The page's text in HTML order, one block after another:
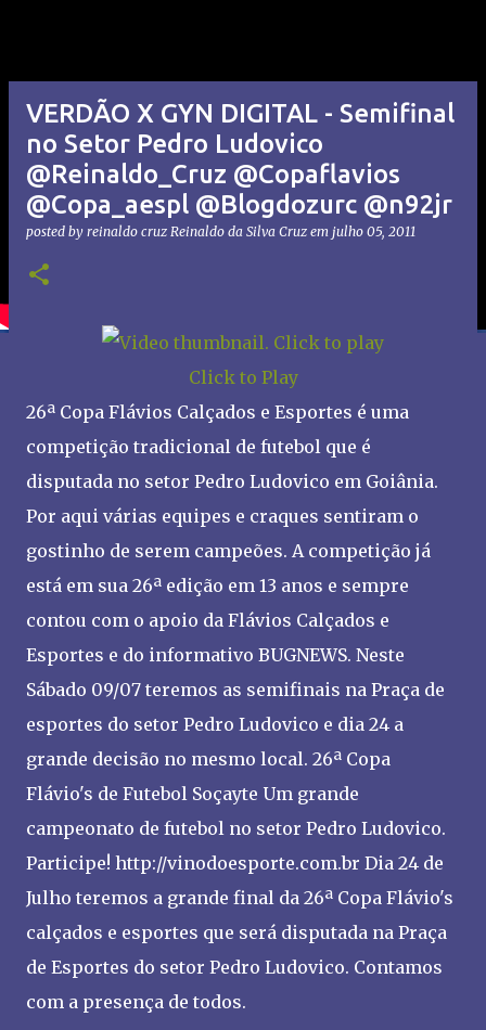
VERDÃO X GYN DIGITAL - Semifinal
no Setor Pedro Ludovico
@Reinaldo_Cruz @Copaflavios
@Copa_aespl @Blogdozurc @n92jr
posted by reinaldo cruz Reinaldo da Silva Cruz em julho 05, 2011
Click to Play
26ª Copa Flávios Calçados e Esportes é uma
competição tradicional de futebol que é
disputada no setor Pedro Ludovico em Goiânia.
Por aqui várias equipes e craques sentiram o
gostinho de serem campeões. A competição já
está em sua 26ª edição em 13 anos e sempre
contou com o apoio da Flávios Calçados e
Esportes e do informativo BUGNEWS. Neste
Sábado 09/07 teremos as semifinais na Praça de
esportes do setor Pedro Ludovico e dia 24 a
grande decisão no mesmo local. 26ª Copa
Flávio's de Futebol Soçayte Um grande
campeonato de futebol no setor Pedro Ludovico.
Participe! http://vinodoesporte.com.br Dia 24 de
Julho teremos a grande final da 26ª Copa Flávio's
calçados e esportes que será disputada na Praça
de Esportes do setor Pedro Ludovico. Contamos
com a presença de todos.